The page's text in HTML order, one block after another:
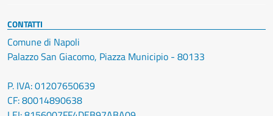
CONTATTI
Comune di Napoli
Palazzo San Giacomo, Piazza Municipio - 80133
P. IVA: 01207650639
CF: 80014890638